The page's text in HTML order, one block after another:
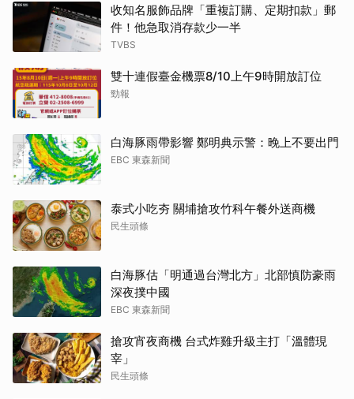
收知名服飾品牌「重複訂購、定期扣款」郵
件！他急取消存款少一半
TVBS
雙十連假臺金機票8/10上午9時開放訂位
勁報
白海豚雨帶影響 鄭明典示警：晚上不要出門
EBC 東森新聞
泰式小吃夯 關埔搶攻竹科午餐外送商機
民生頭條
白海豚估「明通過台灣北方」北部慎防豪雨
深夜撲中國
EBC 東森新聞
搶攻宵夜商機 台式炸雞升級主打「溫體現
宰」
民生頭條